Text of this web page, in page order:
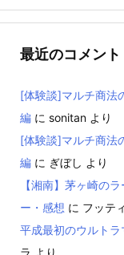
最近のコメント
[体験談]マルチ商法
編 に sonitan より
[体験談]マルチ商法
編 に ぎぼし より
【湘南】茅ヶ崎の
ー・感想 に フッティ
平成最初のウルト
ラ より